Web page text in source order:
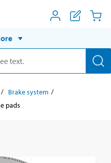
Brake system
pads